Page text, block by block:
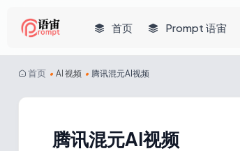
首页 Prompt 语宙
首页 • AI 视频 • 腾讯混元AI视频
腾讯混元AI视频